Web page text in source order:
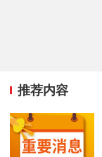
推荐内容